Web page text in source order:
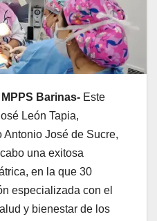
Barinas- Este
León Tapia,
José de Sucre,
una exitosa
en la que 30
especializada con el
y bienestar de los